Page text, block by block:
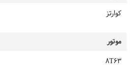
کوارتز
موتور
8T63